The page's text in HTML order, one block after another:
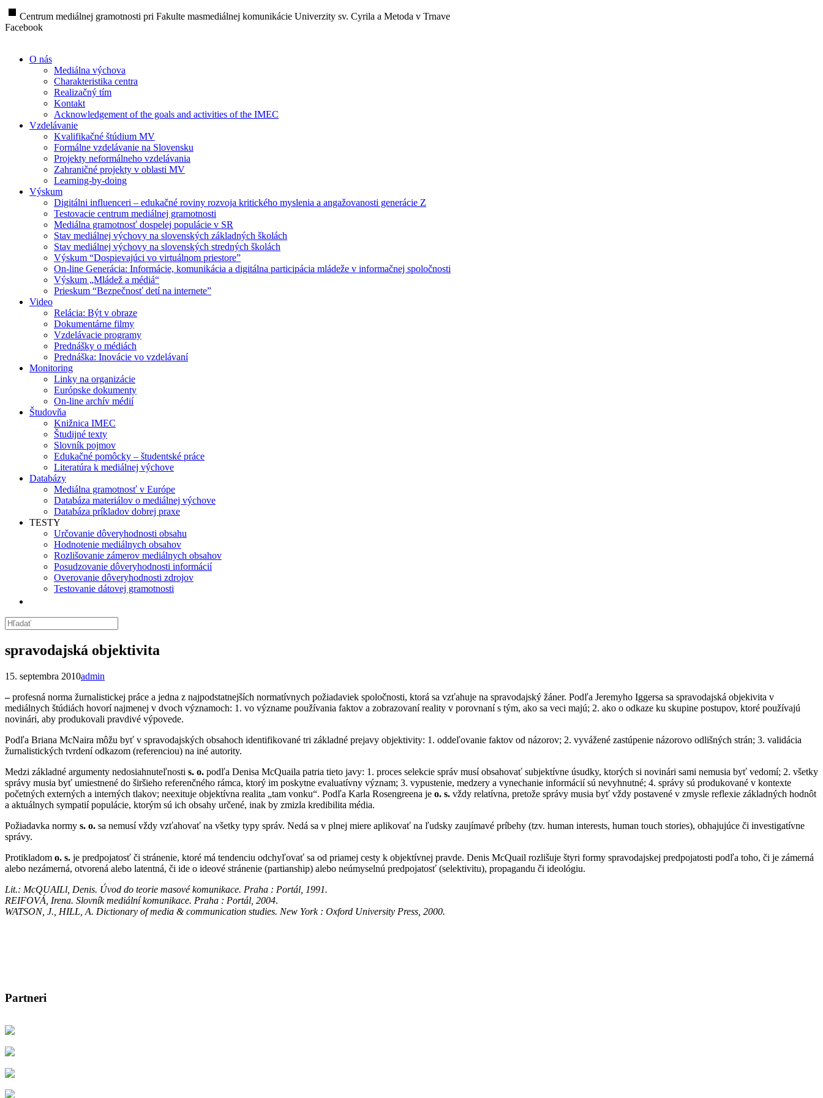
stop Centrum mediálnej gramotnosti pri Fakulte masmediálnej komunikácie Univerzity sv. Cyrila a Metoda v Trnave
Facebook
O nás
Mediálna výchova
Charakteristika centra
Realizačný tím
Kontakt
Acknowledgement of the goals and activities of the IMEC
Vzdelávanie
Kvalifikačné štúdium MV
Formálne vzdelávanie na Slovensku
Projekty neformálneho vzdelávania
Zahraničné projekty v oblasti MV
Learning-by-doing
Výskum
Digitálni influenceri – edukačné roviny rozvoja kritického myslenia a angažovanosti generácie Z
Testovacie centrum mediálnej gramotnosti
Mediálna gramotnosť dospelej populácie v SR
Stav mediálnej výchovy na slovenských základných školách
Stav mediálnej výchovy na slovenských stredných školách
Výskum “Dospievajúci vo virtuálnom priestore”
On-line Generácia: Informácie, komunikácia a digitálna participácia mládeže v informačnej spoločnosti
Výskum „Mládež a médiá“
Prieskum “Bezpečnosť detí na internete”
Video
Relácia: Být v obraze
Dokumentárne filmy
Vzdelávacie programy
Prednášky o médiách
Prednáška: Inovácie vo vzdelávaní
Monitoring
Linky na organizácie
Európske dokumenty
On-line archív médií
Študovňa
Knižnica IMEC
Študijné texty
Slovník pojmov
Edukačné pomôcky – študentské práce
Literatúra k mediálnej výchove
Databázy
Mediálna gramotnosť v Európe
Databáza materiálov o mediálnej výchove
Databáza príkladov dobrej praxe
TESTY
Určovanie dôveryhodnosti obsahu
Hodnotenie mediálnych obsahov
Rozlišovanie zámerov mediálnych obsahov
Posudzovanie dôveryhodnosti informácií
Overovanie dôveryhodnosti zdrojov
Testovanie dátovej gramotnosti
spravodajská objektivita
15. septembra 2010admin
–profesná norma žurnalistickej práce a jedna z najpodstatnejších normatívnych požiadaviek spoločnosti, ktorá sa vzťahuje na spravodajský žáner. Podľa Jeremyho Iggersa sa spravodajská objekivita v
mediálnych štúdiách hovorí najmenej v dvoch významoch: 1. vo význame používania faktov a zobrazovaní reality v porovnaní s tým, ako sa veci majú; 2. ako o odkaze ku skupine postupov, ktoré používajú
novinári, aby produkovali pravdivé výpovede.
Podľa Briana McNaira môžu byť v spravodajských obsahoch identifikované tri základné prejavy objektivity: 1. oddeľovanie faktov od názorov; 2. vyvážené zastúpenie názorovo odlišných strán; 3. validácia
žurnalistických tvrdení odkazom (referenciou) na iné autority.
Medzi základné argumenty nedosiahnuteľnosti s. o. podľa Denisa McQuaila patria tieto javy: 1. proces selekcie správ musí obsahovať subjektívne úsudky, ktorých si novinári sami nemusia byť vedomí; 2. všetky
správy musia byť umiestnené do širšieho referenčného rámca, ktorý im poskytne evaluatívny význam; 3. vypustenie, medzery a vynechanie informácií sú nevyhnutné; 4. správy sú produkované v kontexte
početných externých a interných tlakov; neexituje objektívna realita „tam vonku“. Podľa Karla Rosengreena je o. s. vždy relatívna, pretože správy musia byť vždy postavené v zmysle reflexie základných hodnôt
a aktuálnych sympatií populácie, ktorým sú ich obsahy určené, inak by zmizla kredibilita média.
Požiadavka normy s. o. sa nemusí vždy vzťahovať na všetky typy správ. Nedá sa v plnej miere aplikovať na ľudsky zaujímavé príbehy (tzv. human interests, human touch stories), obhajujúce či investigatívne
správy.
Protikladom o. s. je predpojatosť či stránenie, ktoré má tendenciu odchyľovať sa od priamej cesty k objektívnej pravde. Denis McQuail rozlišuje štyri formy spravodajskej predpojatosti podľa toho, či je zámerná
alebo nezámerná, otvorená alebo latentná, či ide o ideové stránenie (partianship) alebo neúmyselnú predpojatosť (selektivitu), propagandu či ideológiu.
Lit.: McQUAILl, Denis. Úvod do teorie masové komunikace. Praha : Portál, 1991.
REIFOVÁ, Irena. Slovník mediální komunikace. Praha : Portál, 2004.
WATSON, J., HILL, A. Dictionary of media & communication studies. New York : Oxford University Press, 2000.
Partneri